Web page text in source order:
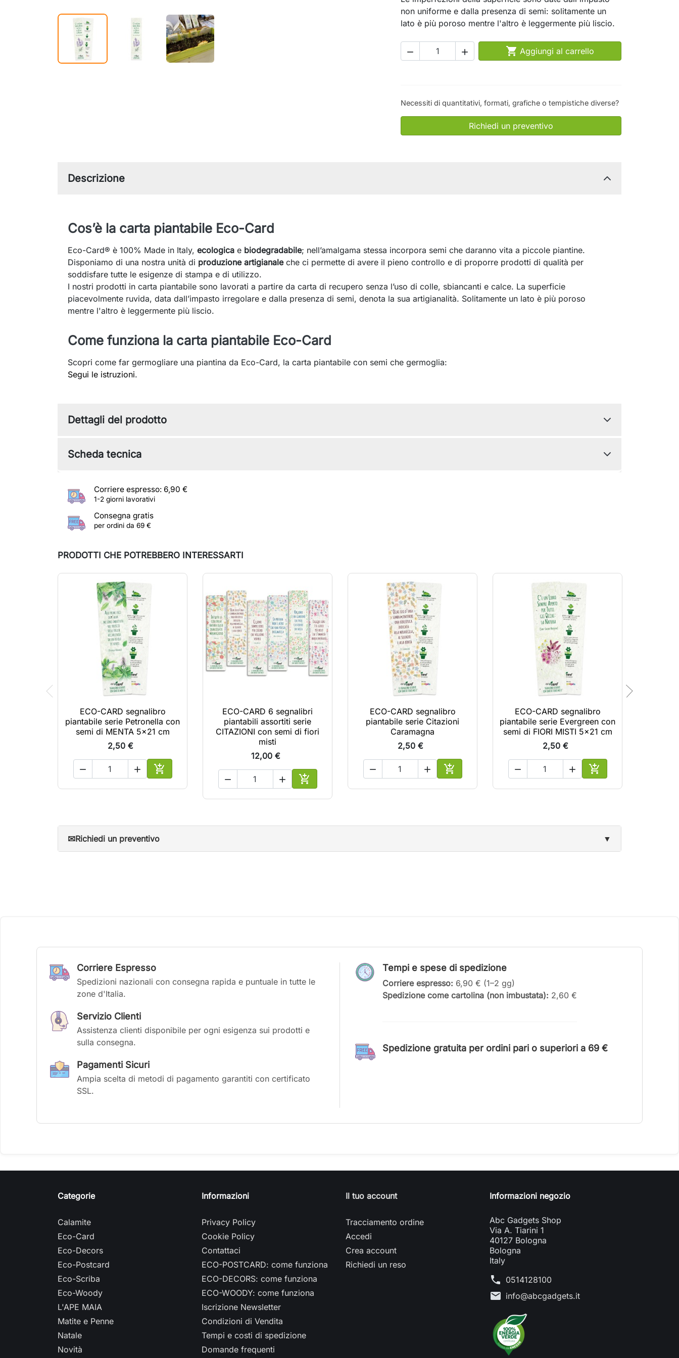
non uniforme e dalla presenza di semi: solitamente un
lato è più poroso mentre l'altro è leggermente più liscio.
   Aggiungi al carrello
Necessiti di quantitativi, formati, grafiche o tempistiche diverse?
Richiedi un preventivo
Corriere espresso: 6,90 €
1-2 giorni lavorativi
Consegna gratis
per ordini da 69 €
Descrizione
Cos’è la carta piantabile Eco-Card
Eco-Card® è 100% Made in Italy, ecologica e biodegradabile; nell’amalgama stessa incorpora semi che daranno vita a piccole piantine.
Disponiamo di una nostra unità di produzione artigianaleche ci permette di avere il pieno controllo e di proporre prodotti di qualità per
soddisfare tutte le esigenze di stampa e di utilizzo.
I nostri prodotti in carta piantabile sono lavorati a partire da carta di recupero senza l’uso di colle, sbiancanti e calce. La superficie
piacevolmente ruvida, data dall’impasto irregolare e dalla presenza di semi, denota la sua artigianalità. Solitamente un lato è più poroso
mentre l'altro è leggermente più liscio.
Come funziona la carta piantabile Eco-Card
Scopri come far germogliare una piantina da Eco-Card, la carta piantabile con semi che germoglia:
Segui le istruzioni.
Dettagli del prodotto
Scheda tecnica
PRODOTTI CHE POTREBBERO INTERESSARTI
ECO-CARD segnalibro
piantabile serie Petronella con
semi di MENTA 5x21 cm
2,50 €
  
Aggiungi al carrello
ECO-CARD 6 segnalibri
piantabili assortiti serie
CITAZIONI con semi di fiori
misti
12,00 €
  
Aggiungi al carrello
ECO-CARD segnalibro
piantabile serie Citazioni
Caramagna
2,50 €
  
Aggiungi al carrello
ECO-CARD segnalibro
piantabile serie Evergreen con
semi di FIORI MISTI 5x21 cm
2,50 €
  
Aggiungi al carrello
✉Richiedi un preventivo ▼
Corriere Espresso
Spedizioni nazionali con consegna rapida e puntuale in tutte le
zone d'Italia.
Servizio Clienti
Assistenza clienti disponibile per ogni esigenza sui prodotti e
sulla consegna.
Pagamenti Sicuri
Ampia scelta di metodi di pagamento garantiti con certificato
SSL.
Tempi e spese di spedizione
Corriere espresso: 6,90 € (1–2 gg)
Spedizione come cartolina (non imbustata): 2,60 €
Spedizione gratuita per ordini pari o superiori a 69 €
Categorie
Calamite
Eco-Card
Eco-Decors
Eco-Postcard
Eco-Scriba
Eco-Woody
L'APE MAIA
Matite e Penne
Natale
Novità
Informazioni
Privacy Policy
Cookie Policy
Contattaci
ECO-POSTCARD: come funziona
ECO-DECORS: come funziona
ECO-WOODY: come funziona
Iscrizione Newsletter
Condizioni di Vendita
Tempi e costi di spedizione
Domande frequenti
Il tuo account
Tracciamento ordine
Accedi
Crea account
Richiedi un reso
Informazioni negozio
Abc Gadgets Shop
Via A. Tiarini 1
40127 Bologna
Bologna
Italy
phone 0514128100
mail info@abcgadgets.it